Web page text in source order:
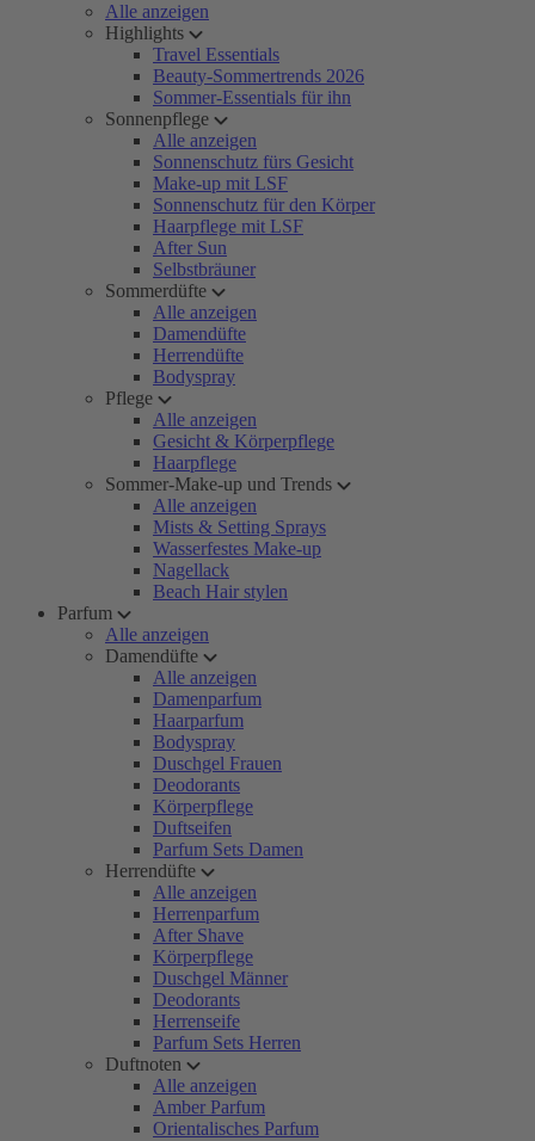
Alle anzeigen
Highlights
Travel Essentials
Beauty-Sommertrends 2026
Sommer-Essentials für ihn
Sonnenpflege
Alle anzeigen
Sonnenschutz fürs Gesicht
Make-up mit LSF
Sonnenschutz für den Körper
Haarpflege mit LSF
After Sun
Selbstbräuner
Sommerdüfte
Alle anzeigen
Damendüfte
Herrendüfte
Bodyspray
Pflege
Alle anzeigen
Gesicht & Körperpflege
Haarpflege
Sommer-Make-up und Trends
Alle anzeigen
Mists & Setting Sprays
Wasserfestes Make-up
Nagellack
Beach Hair stylen
Parfum
Alle anzeigen
Damendüfte
Alle anzeigen
Damenparfum
Haarparfum
Bodyspray
Duschgel Frauen
Deodorants
Körperpflege
Duftseifen
Parfum Sets Damen
Herrendüfte
Alle anzeigen
Herrenparfum
After Shave
Körperpflege
Duschgel Männer
Deodorants
Herrenseife
Parfum Sets Herren
Duftnoten
Alle anzeigen
Amber Parfum
Orientalisches Parfum